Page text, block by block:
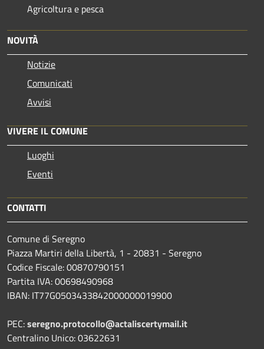
Agricoltura e pesca
NOVITÀ
Notizie
Comunicati
Avvisi
VIVERE IL COMUNE
Luoghi
Eventi
CONTATTI
Comune di Seregno
Piazza Martiri della Libertà, 1 - 20831 - Seregno
Codice Fiscale: 00870790151
Partita IVA: 00698490968
IBAN: IT77G0503433842000000019900
PEC:seregno.protocollo@actaliscertymail.it
Centralino Unico: 03622631